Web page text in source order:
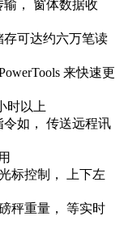
， 窗体数据收
存可达约六万笔读
PowerTools 来快速更
时以上
如， 传送远程讯
标控制， 上下左
重量， 等实时